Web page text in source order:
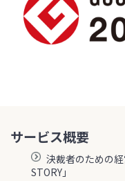
サービス概要
決裁者のための
STORY」